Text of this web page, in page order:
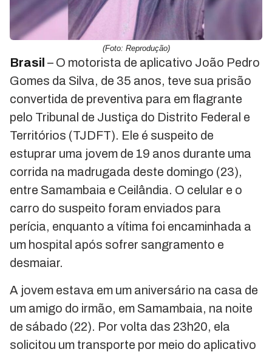
(Foto: Reprodução)
Brasil – O motorista de aplicativo João Pedro
Gomes da Silva, de 35 anos, teve sua prisão
convertida de preventiva para em flagrante
pelo Tribunal de Justiça do Distrito Federal e
Territórios (TJDFT). Ele é suspeito de
estuprar uma jovem de 19 anos durante uma
corrida na madrugada deste domingo (23),
entre Samambaia e Ceilândia. O celular e o
carro do suspeito foram enviados para
perícia, enquanto a vítima foi encaminhada a
um hospital após sofrer sangramento e
desmaiar.
A jovem estava em um aniversário na casa de
um amigo do irmão, em Samambaia, na noite
de sábado (22). Por volta das 23h20, ela
solicitou um transporte por meio do aplicativo